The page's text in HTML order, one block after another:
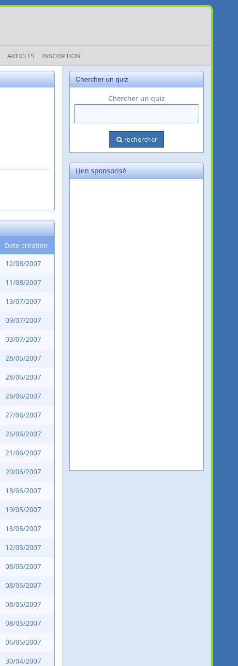
ARTICLES INSCRIPTION
Date création
12/08/2007
11/08/2007
13/07/2007
09/07/2007
03/07/2007
28/06/2007
28/06/2007
28/06/2007
27/06/2007
26/06/2007
21/06/2007
20/06/2007
18/06/2007
19/05/2007
13/05/2007
12/05/2007
08/05/2007
08/05/2007
08/05/2007
08/05/2007
06/05/2007
30/04/2007
Chercher un quiz
Chercher un quiz
rechercher
Lien sponsorisé